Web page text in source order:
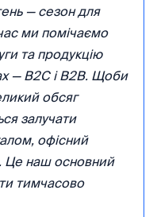
— сезон для
ми помічаємо
та продукцію
— B2C і B2B. Щоби
обсяг
залучати
офісний
Це наш основний
тимчасово